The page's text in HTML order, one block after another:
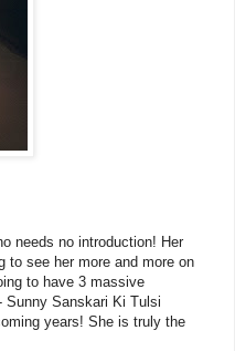
needs no introduction! Her
to see her more and more on
to have 3 massive
Sunny Sanskari Ki Tulsi
years! She is truly the